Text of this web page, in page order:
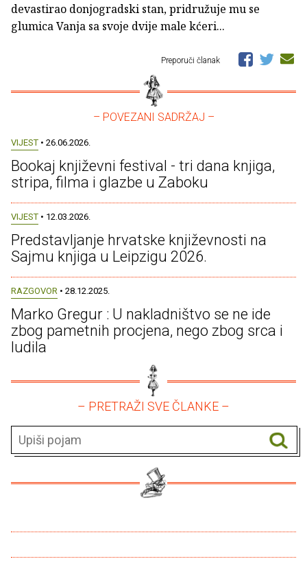
devastirao donjogradski stan, pridružuje mu se
glumica Vanja sa svoje dvije male kćeri...
Preporuči članak
– POVEZANI SADRŽAJ –
VIJEST • 26.06.2026.
Bookaj književni festival - tri dana knjiga,
stripa, filma i glazbe u Zaboku
VIJEST • 12.03.2026.
Predstavljanje hrvatske književnosti na
Sajmu knjiga u Leipzigu 2026.
RAZGOVOR • 28.12.2025.
Marko Gregur : U nakladništvo se ne ide
zbog pametnih procjena, nego zbog srca i
ludila
– PRETRAŽI SVE ČLANKE –